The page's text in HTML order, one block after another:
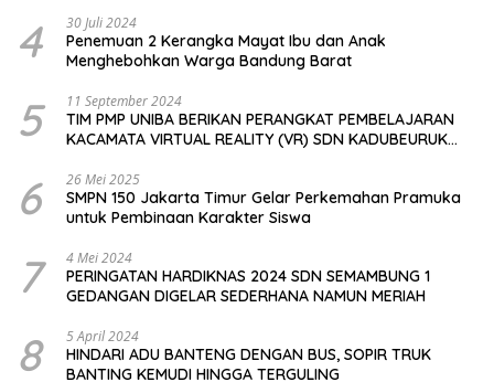
4 30 Juli 2024
Penemuan 2 Kerangka Mayat Ibu dan Anak
Menghebohkan Warga Bandung Barat
5 11 September 2024
TIM PMP UNIBA BERIKAN PERANGKAT PEMBELAJARAN
KACAMATA VIRTUAL REALITY (VR) SDN KADUBEURUK
6 26 Mei 2025
SMPN 150 Jakarta Timur Gelar Perkemahan Pramuka
untuk Pembinaan Karakter Siswa
7 4 Mei 2024
PERINGATAN HARDIKNAS 2024 SDN SEMAMBUNG 1
GEDANGAN DIGELAR SEDERHANA NAMUN MERIAH
8 5 April 2024
HINDARI ADU BANTENG DENGAN BUS, SOPIR TRUK
BANTING KEMUDI HINGGA TERGULING